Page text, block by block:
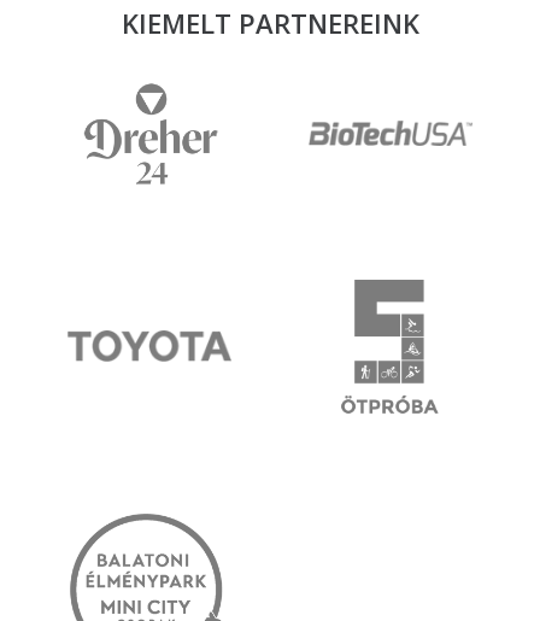
KIEMELT PARTNEREINK